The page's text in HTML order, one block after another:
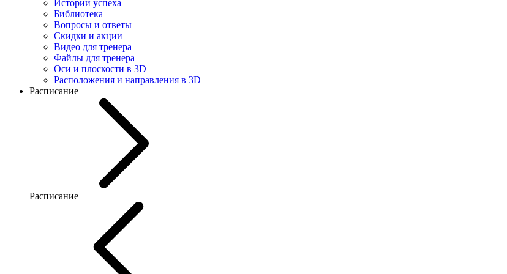
Истории успеха
Библиотека
Вопросы и ответы
Скидки и акции
Видео для тренера
Файлы для тренера
Оси и плоскости в 3D
Расположения и направления в 3D
Расписание
Расписание